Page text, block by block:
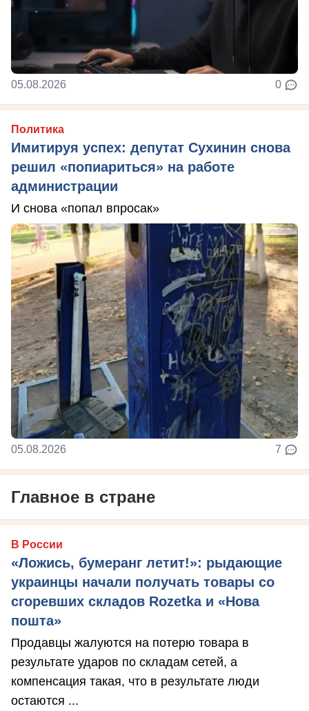
05.08.2026 0
Политика
Имитируя успех: депутат Сухинин снова
решил «попиариться» на работе
администрации
И снова «попал впросак»
05.08.2026 7
Главное в стране
В России
«Ложись, бумеранг летит!»: рыдающие
украинцы начали получать товары со
сгоревших складов Rozetka и «Нова
пошта»
Продавцы жалуются на потерю товара в
результате ударов по складам сетей, а
компенсация такая, что в результате люди
остаются ...